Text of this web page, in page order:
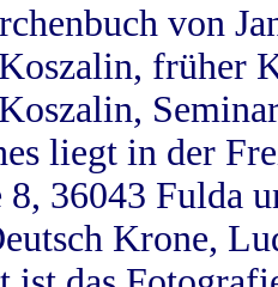
von
früher
liegt in der
8, 36043 Fulda
Krone,